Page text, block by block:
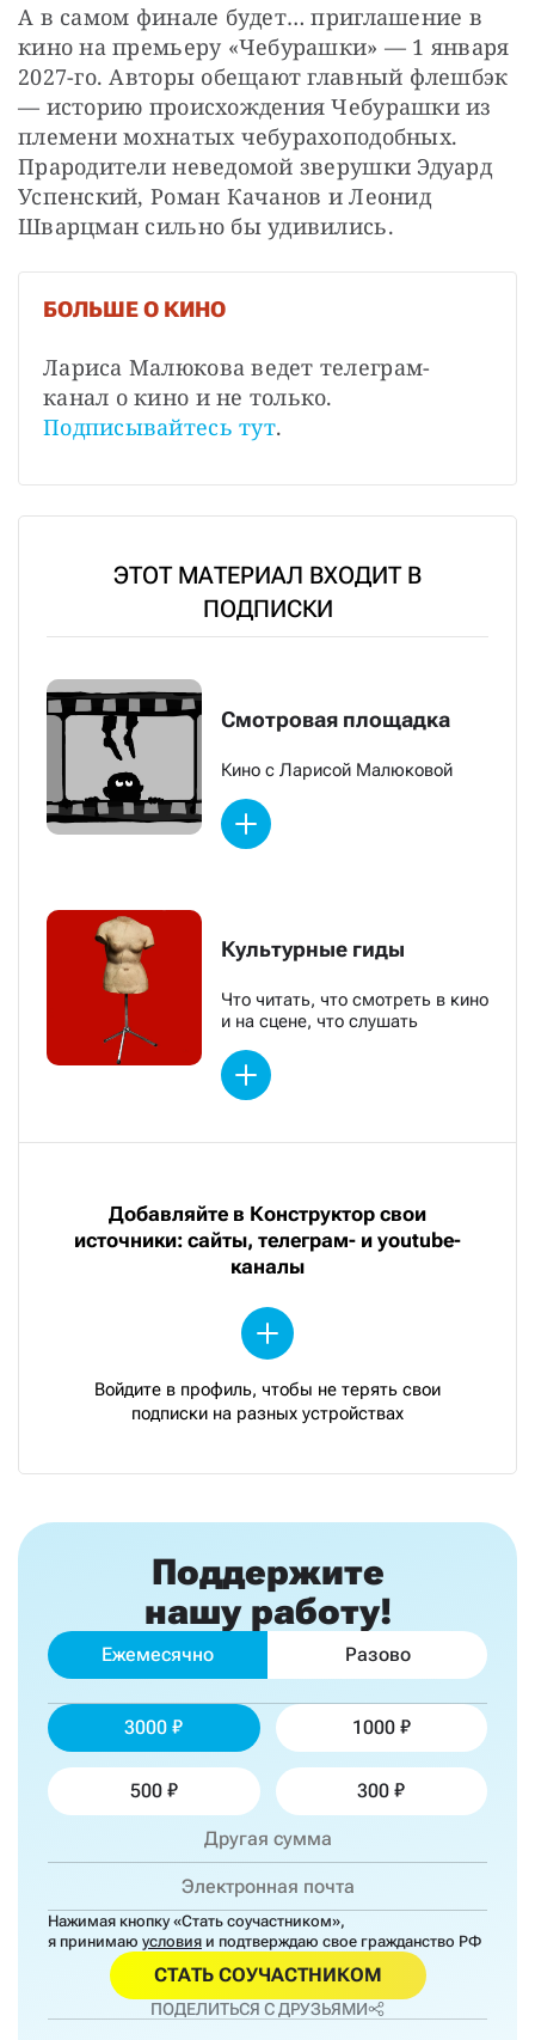
А в самом финале будет… приглашение в
кино на премьеру «Чебурашки» — 1 января
2027-го. Авторы обещают главный флешбэк
— историю происхождения Чебурашки из
племени мохнатых чебурахоподобных.
Прародители неведомой зверушки Эдуард
Успенский, Роман Качанов и Леонид
Шварцман сильно бы удивились.
БОЛЬШЕ О КИНО
Лариса Малюкова ведет телеграм-
Подписывайтесь тут.
ЭТОТ МАТЕРИАЛ ВХОДИТ В
ПОДПИСКИ
Смотровая площадка
Кино с Ларисой Малюковой
Культурные гиды
Что читать, что смотреть в кино
и на сцене, что слушать
Добавляйте в Конструктор свои
источники: сайты, телеграм- и youtube-
каналы
Войдите в профиль, чтобы не терять свои
подписки на разных устройствах
Поддержите
нашу работу!
Ежемесячно Разово
3000 1000
500 300
Нажимая кнопку «Стать соучастником»,
я принимаю условия и подтверждаю свое гражданство РФ
СТАТЬ СОУЧАСТНИКОМ
ПОДЕЛИТЬСЯ С ДРУЗЬЯМИ